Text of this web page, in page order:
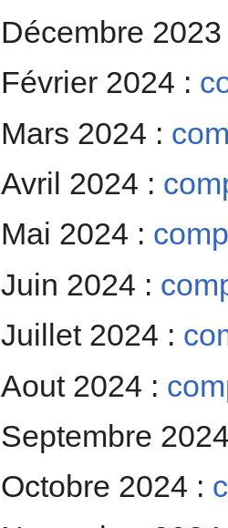
Décembre
Février 2024 :
Mars 2024 :
Avril 2024 :
Mai 2024 :
Juin 2024 :
Juillet 2024 :
Aout 2024 :
Septembre
Octobre 2024 :